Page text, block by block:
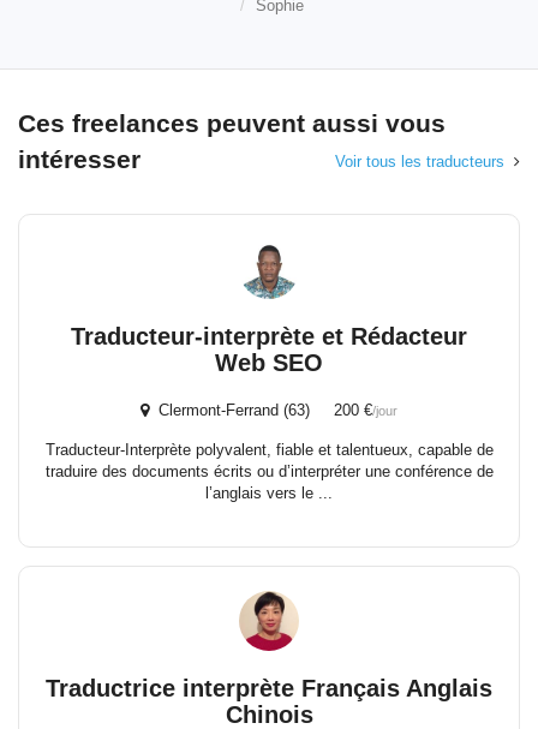
Sophie
Ces freelances peuvent aussi vous
intéresser
Voir tous les traducteurs
Traducteur-interprète et Rédacteur
Web SEO
Clermont-Ferrand (63) 200 €/jour
Traducteur-Interprète polyvalent, fiable et talentueux, capable de
traduire des documents écrits ou d’interpréter une conférence de
l’anglais vers le ...
Traductrice interprète Français Anglais
Chinois